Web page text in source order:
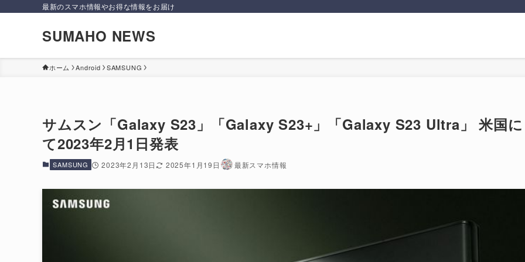
最新のスマホ情報やお得な情報をお届け
SUMAHO NEWS
ホーム Android SAMSUNG
サムスン「Galaxy S23」「Galaxy S23+」「Galaxy S23 Ultra」 米国に
て2023年2月1日発表
SAMSUNG 2023年2月13日 2025年1月19日 最新スマホ情報